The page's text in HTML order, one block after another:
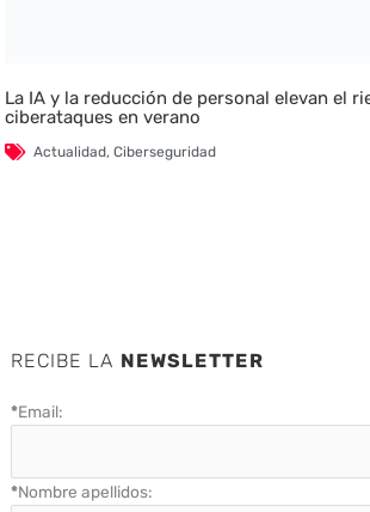
La IA y la reducción de personal elevan el
ciberataques en verano
Actualidad,Ciberseguridad
RECIBE LA NEWSLETTER
*Email:
*Nombre apellidos: